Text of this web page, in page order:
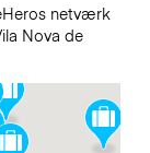
netværk
Nova de